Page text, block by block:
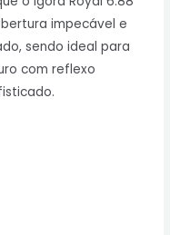
impecável e
sendo ideal para
com reflexo